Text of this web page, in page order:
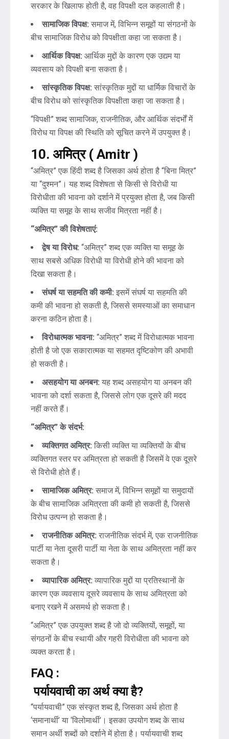
सरकार के खिलाफ होती है, वह विपक्षी दल कहलाती है।
सामाजिक विपक्ष: समाज में, विभिन्न समूहों या संगठनों के
बीच सामाजिक विरोध को विपक्षीता कहा जा सकता है।
आर्थिक विपक्ष: आर्थिक मुद्दों के कारण एक उद्यम या
व्यवसाय को विपक्षी बना सकता है।
सांस्कृतिक विपक्ष: सांस्कृतिक मुद्दों या धार्मिक विचारों के
बीच विरोध को सांस्कृतिक विपक्षीता कहा जा सकता है।
“विपक्षी” शब्द सामाजिक, राजनीतिक, और आर्थिक संदर्भों में
विरोध या विपक्ष की स्थिति को सूचित करने में उपयुक्त है।
10. अमित्र ( Amitr )
“अमित्र” एक हिंदी शब्द है जिसका अर्थ होता है “बिना मित्र”
या “दुश्मन”। यह शब्द विशेषता से किसी से विरोधी या
विरोधीता की भावना को दर्शाने में प्रयुक्त होता है, जब किसी
व्यक्ति या समूह के साथ सजीव मित्रता नहीं है।
“अमित्र” की विशेषताएं:
द्वेष या विरोध: “अमित्र” शब्द एक व्यक्ति या समूह के
साथ सबसे अधिक विरोधी या विरोधी होने की भावना को
दिखा सकता है।
संघर्ष या सहमति की कमी: इसमें संघर्ष या सहमति की
कमी की भावना हो सकती है, जिससे समस्याओं का समाधान
करना कठिन होता है।
विरोधात्मक भावना: “अमित्र” शब्द में विरोधात्मक भावना
होती है जो एक सकारात्मक या सहमत दृष्टिकोण की अभावी
हो सकती है।
असहयोग या अनबन: यह शब्द असहयोग या अनबन की
भावना को दर्शा सकता है, जिससे लोग एक दूसरे की मदद
नहीं करते हैं।
“अमित्र” के संदर्भ:
व्यक्तिगत अमित्र: किसी व्यक्ति या व्यक्तियों के बीच
व्यक्तिगत स्तर पर अमित्रता हो सकती है जिसमें वे एक दूसरे
से विरोधी होते हैं।
सामाजिक अमित्र: समाज में, विभिन्न समूहों या समुदायों
के बीच सामाजिक अमित्रता की कमी हो सकती है, जिससे
विरोध उत्पन्न हो सकता है।
राजनीतिक अमित्र: राजनीतिक संदर्भ में, एक राजनीतिक
पार्टी या नेता दूसरी पार्टी या नेता के साथ अमित्रता नहीं कर
सकता है।
व्यापारिक अमित्र: व्यापारिक मुद्दों या प्रतिस्थानों के
कारण एक व्यवसाय दूसरे व्यवसाय के साथ अमित्रता को
बनाए रखने में असमर्थ हो सकता है।
“अमित्र” एक उपयुक्त शब्द है जो दो व्यक्तियों, समूहों, या
संगठनों के बीच स्थायी और गहरी विरोधीता की भावना को
व्यक्त करता है।
FAQ :
पर्यायवाची का अर्थ क्या है?
“पर्यायवाची” एक संस्कृत शब्द है, जिसका अर्थ होता है
‘समानार्थी’ या ‘विलोमार्थी’। इसका उपयोग शब्द के साथ
समान अर्थी शब्दों को दर्शाने में होता है। पर्यायवाची शब्द